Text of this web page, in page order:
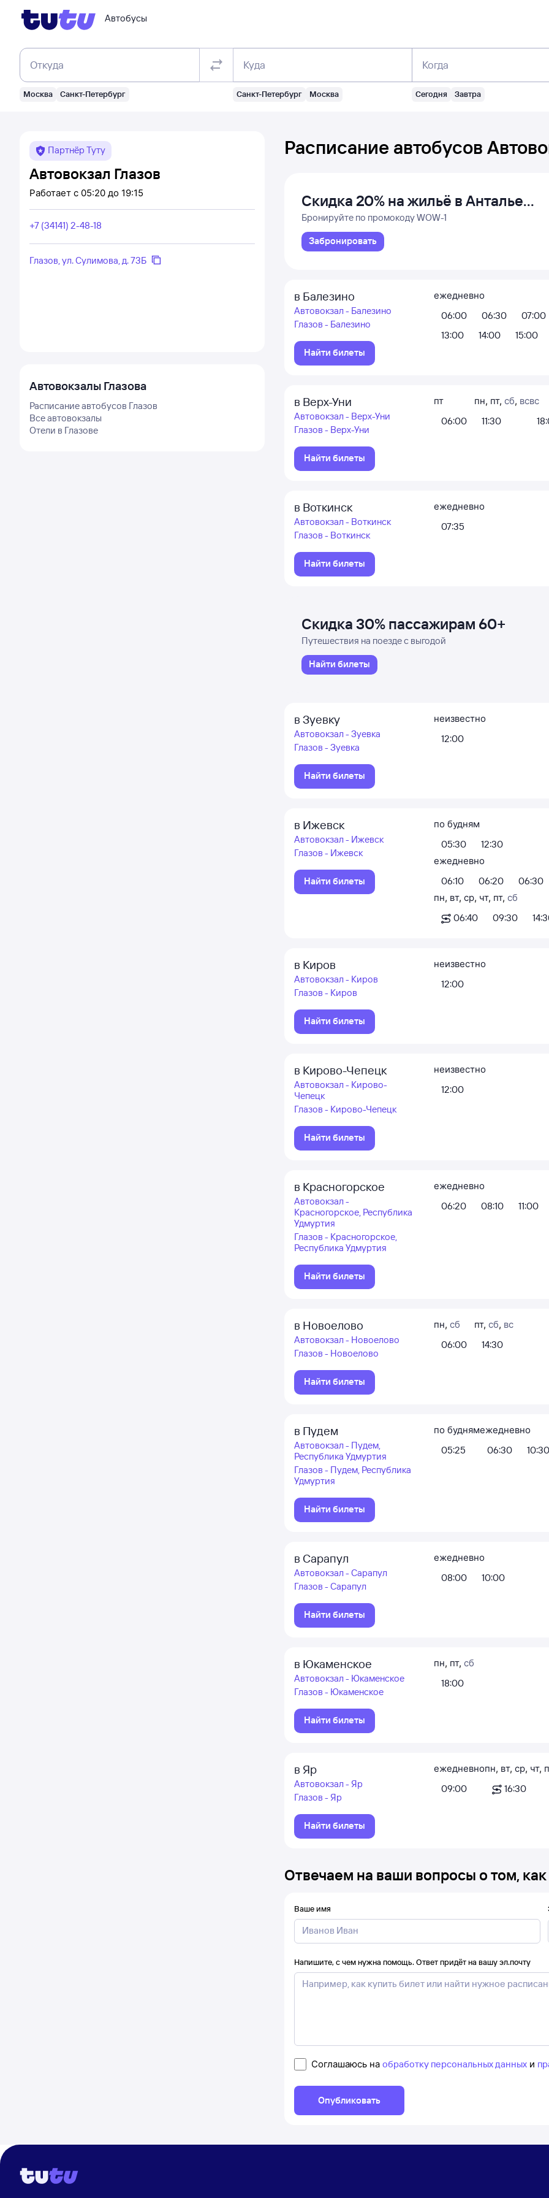
Автобусы
Откуда
Москва Санкт-Петербург
Куда
Санкт-Петербург Москва
Когда
Сегодня Завтра
Партнёр Туту
Автовокзал Глазов
Работает с 05:20 до 19:15
+7 (34141) 2-48-18
Глазов, ул. Сулимова, д. 73Б
Расписание автобусов
Скидка 20% на жильё в Анталье
и Даламане
Бронируйте по промокоду WOW-1
Забронировать
в Балезино
Автовокзал - Балезино
Глазов - Балезино
Найти билеты
ежедневно
06:00
06:30 07:00
13:00
14:00 15:00
в Верх-Уни
Автовокзал - Верх-Уни
Глазов - Верх-Уни
Найти билеты
пт
06:00
пн, пт, сб, вс
11:30
вс
в Воткинск
Автовокзал - Воткинск
Глазов - Воткинск
Найти билеты
ежедневно
07:35
Скидка 30% пассажирам 60+
Путешествия на поезде с выгодой
Найти билеты
в Зуевку
Автовокзал - Зуевка
Глазов - Зуевка
Найти билеты
неизвестно
12:00
в Ижевск
Автовокзал - Ижевск
Глазов - Ижевск
Найти билеты
по будням
05:30
12:30
ежедневно
06:10
06:20 06:30
пн, вт, ср, чт, пт, сб
06:40
09:30
в Киров
Автовокзал - Киров
Глазов - Киров
Найти билеты
неизвестно
12:00
в Кирово-Чепецк
Автовокзал - Кирово-
Чепецк
Глазов - Кирово-Чепецк
Найти билеты
неизвестно
12:00
в Красногорское
Автовокзал -
Красногорское, Республика
Удмуртия
Глазов - Красногорское,
Республика Удмуртия
Найти билеты
ежедневно
06:20
08:10 11:00
в Новоелово
Автовокзал - Новоелово
Глазов - Новоелово
Найти билеты
пн, сб
06:00
пт, сб, вс
14:30
в Пудем
Автовокзал - Пудем,
Республика Удмуртия
Глазов - Пудем, Республика
Удмуртия
Найти билеты
по будням
05:25
ежедневно
06:30
10:30
в Сарапул
Автовокзал - Сарапул
Глазов - Сарапул
Найти билеты
ежедневно
08:00
10:00
в Юкаменское
Автовокзал - Юкаменское
Глазов - Юкаменское
Найти билеты
пн, пт, сб
18:00
в Яр
Автовокзал - Яр
Глазов - Яр
Найти билеты
ежедневно
09:00
пн, вт, ср, чт,
16:30
Отвечаем на ваши вопросы о том, как
Ваше имя
Напишите, с чем нужна помощь. Ответ придёт на вашу эл.почту
Соглашаюсь на обработку персональных данных и
Опубликовать
Автовокзалы Глазова
Расписание автобусов Глазов
Все автовокзалы
Отели в Глазове